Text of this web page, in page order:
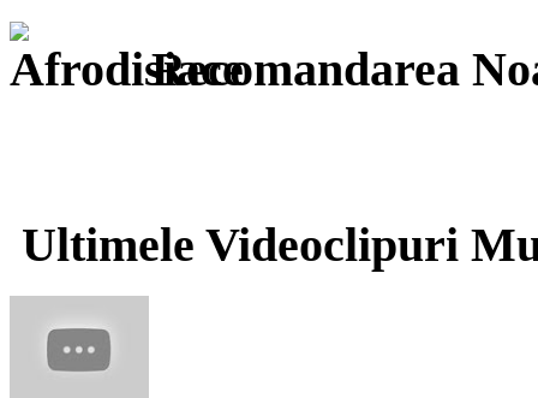
Recomandarea
Ultimele Videoclipuri